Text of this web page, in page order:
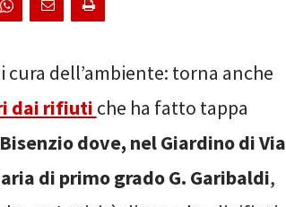
dell’ambiente: torna anche
dai rifiuti che ha fatto tappa
dove, nel Giardino di Via
di primo grado G. Garibaldi,